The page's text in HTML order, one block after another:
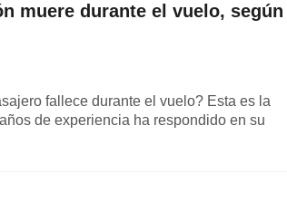
muere durante el vuelo, según
fallece durante el vuelo? Esta es la
de experiencia ha respondido en su